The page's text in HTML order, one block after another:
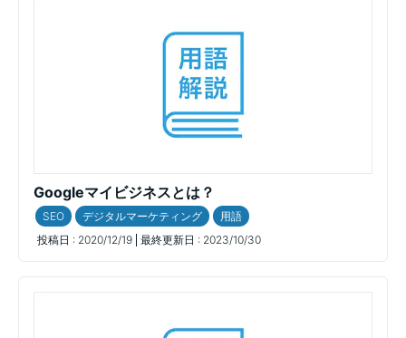
Googleマイビジネスとは？
SEO デジタルマーケティング
用語
投稿日 : 2020/12/19 最終更新日 : 2023/10/30